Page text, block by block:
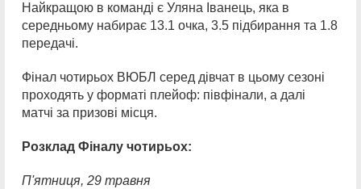
Найкращою в команді є Уляна Іванець, яка в
середньому набирає 13.1 очка, 3.5 підбирання та 1.8
передачі.
Фінал чотирьох ВЮБЛ серед дівчат в цьому сезоні
проходять у форматі плейоф: півфінали, а далі
матчі за призові місця.
Розклад Фіналу чотирьох:
П'ятниця, 29 травня